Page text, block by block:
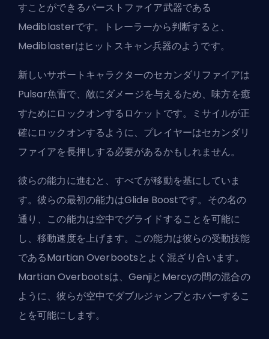
すことができるバーストファイア武器である
Mediblasterです。トレーラーから判断すると、
Mediblasterはヒットスキャン兵器のようです。
新しいサポートキャラクターのセカンダリファイアは
Pulsar魚雷で、敵にダメージを与えるため、味方を癒
すためにロックオンするロケットです。ミサイルが正
確にロックオンするように、プレイヤーはセカンダリ
ファイアを長押しする必要があるかもしれません。
彼らの能力に進むと、すべてが移動を基にしていま
す。彼らの最初の能力はGlide Boostです。その名の
通り、この能力は空中でグライドすることを可能に
し、移動速度を上げます。この能力は彼らの受動技能
であるMartian Overbootsとよく混ざり合います。
Martian Overbootsは、GenjiとMercyの間の混合の
ように、彼らが空中でダブルジャンプとホバーするこ
とを可能にします。